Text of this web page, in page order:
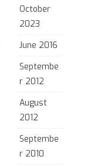
October
2023
June 2016
Septembe
r 2012
August
2012
Septembe
r 2010